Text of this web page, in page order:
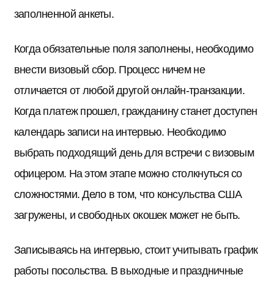
заполненной анкеты.
Когда обязательные поля заполнены, необходимо
внести визовый сбор. Процесс ничем не
отличается от любой другой онлайн-транзакции.
Когда платеж прошел, гражданину станет доступен
календарь записи на интервью. Необходимо
выбрать подходящий день для встречи с визовым
офицером. На этом этапе можно столкнуться со
сложностями. Дело в том, что консульства США
загружены, и свободных окошек может не быть.
Записываясь на интервью, стоит учитывать график
работы посольства. В выходные и праздничные